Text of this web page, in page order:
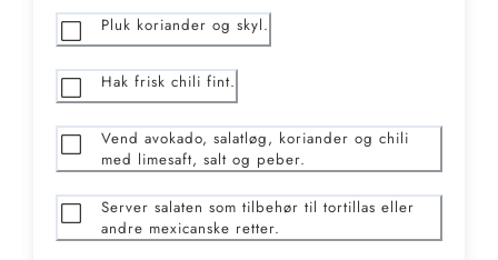
Pluk koriander og skyl.
Hak frisk chili fint.
Vend avokado, salatløg, koriander og chili
med limesaft, salt og peber.
Server salaten som tilbehør til tortillas eller
andre mexicanske retter.